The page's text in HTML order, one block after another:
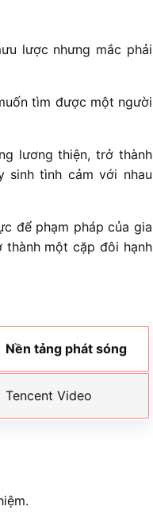
lược nhưng mắc phải
tìm được một người
lương thiện, trở thành
sinh tình cảm với nhau
để phạm pháp của gia
thành một cặp đôi hạnh
Nền tảng phát sóng
Tencent Video